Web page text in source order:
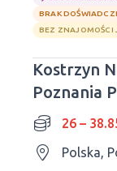
BRAK
BEZ ZNAJOMOŚCI
Kostrzyn
Poznania
26 –
Polska,